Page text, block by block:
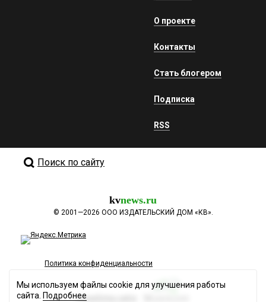
О проекте
Контакты
Стать блогером
Подписка
RSS
Поиск по сайту
kvnews.ru
© 2001—2026 ООО ИЗДАТЕЛЬСКИЙ ДОМ «КВ».
Политика конфиденциальности
Разработка сайта
Мы используем файлы cookie для улучшения работы
сайта. Подробнее